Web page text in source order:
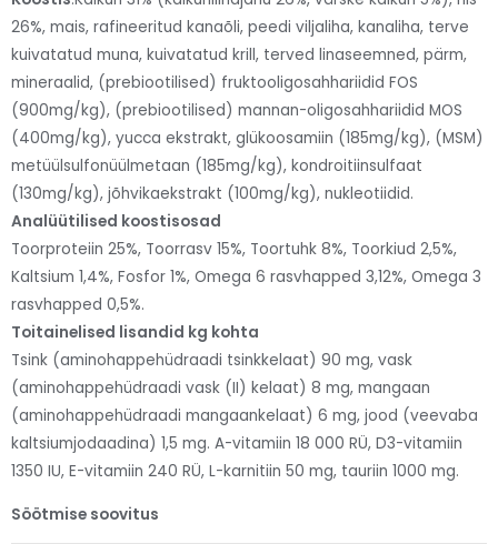
26%, mais, rafineeritud kanaõli, peedi viljaliha, kanaliha, terve
kuivatatud muna, kuivatatud krill, terved linaseemned, pärm,
mineraalid, (prebiootilised) fruktooligosahhariidid FOS
(900mg/kg), (prebiootilised) mannan-oligosahhariidid MOS
(400mg/kg), yucca ekstrakt, glükoosamiin (185mg/kg), (MSM)
metüülsulfonüülmetaan (185mg/kg), kondroitiinsulfaat
(130mg/kg), jõhvikaekstrakt (100mg/kg), nukleotiidid.
Analüütilised koostisosad
Toorproteiin 25%, Toorrasv 15%, Toortuhk 8%, Toorkiud 2,5%,
Kaltsium 1,4%, Fosfor 1%, Omega 6 rasvhapped 3,12%, Omega 3
rasvhapped 0,5%.
Toitainelised lisandid kg kohta
Tsink (aminohappehüdraadi tsinkkelaat) 90 mg, vask
(aminohappehüdraadi vask (II) kelaat) 8 mg, mangaan
(aminohappehüdraadi mangaankelaat) 6 mg, jood (veevaba
kaltsiumjodaadina) 1,5 mg. A-vitamiin 18 000 RÜ, D3-vitamiin
1350 IU, E-vitamiin 240 RÜ, L-karnitiin 50 mg, tauriin 1000 mg.
Söötmise soovitus